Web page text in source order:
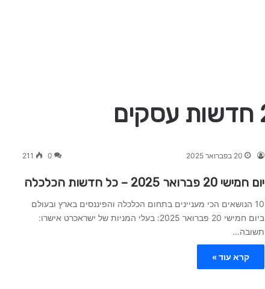
20 בפברואר 2025 0
211
יום חמישי 20 פברואר 2025 – כל חדשות הכלכלה
10 הנושאים הכי מעניינים בתחום הכלכלה והפיננסים בארץ ובעולם
ביום חמישי 20 פברואר 2025: בעלי המניות של ישראכרט אישרו:
תשובה…
קרא עוד »